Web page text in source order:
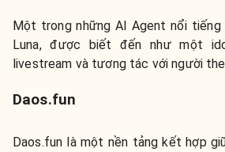
Một trong những AI Agent nổi
Luna, được biết đến như một
livestream và tương tác với người
Daos.fun
Daos.fun là một nền tảng kết hợp